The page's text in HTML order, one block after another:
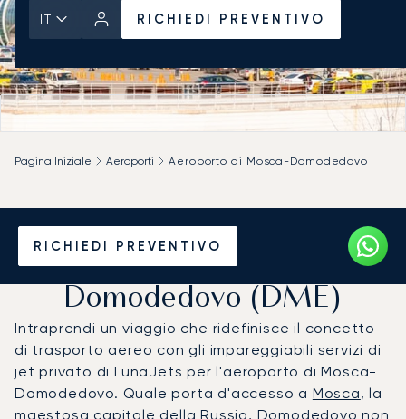
IT RICHIEDI PREVENTIVO
RICHIEDI PREVENTIVO
Pagina Iniziale Aeroporti Aeroporto di Mosca-Domodedovo
Noleggio jet privato per
l'Aeroporto di Mosca-
Domodedovo (DME)
Intraprendi un viaggio che ridefinisce il concetto
di trasporto aereo con gli impareggiabili servizi di
jet privato di LunaJets per l'aeroporto di Mosca-
Domodedovo. Quale porta d'accesso a Mosca, la
maestosa capitale della Russia, Domodedovo non